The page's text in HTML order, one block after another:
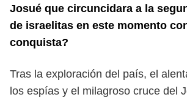
Josué que circuncidara a la se
de israelitas en este momento
conquista?
Tras la exploración del país, el
los espías y el milagroso cruce del